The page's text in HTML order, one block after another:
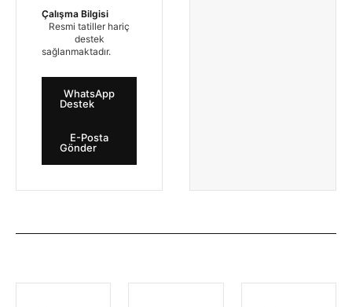
Çalışma Bilgisi
Resmi tatiller hariç
destek
sağlanmaktadır.
WhatsApp
Destek
E-Posta
Gönder